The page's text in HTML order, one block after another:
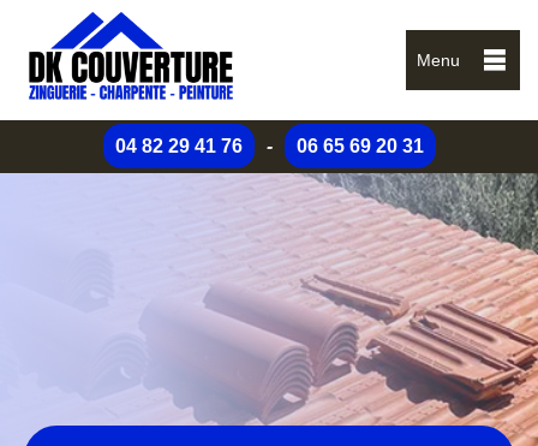
Menu
04 82 29 41 76 - 06 65 69 20 31